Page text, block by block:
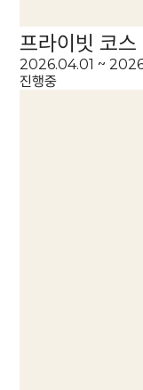
프라이빗 코
2026.04.01 ~
진행중